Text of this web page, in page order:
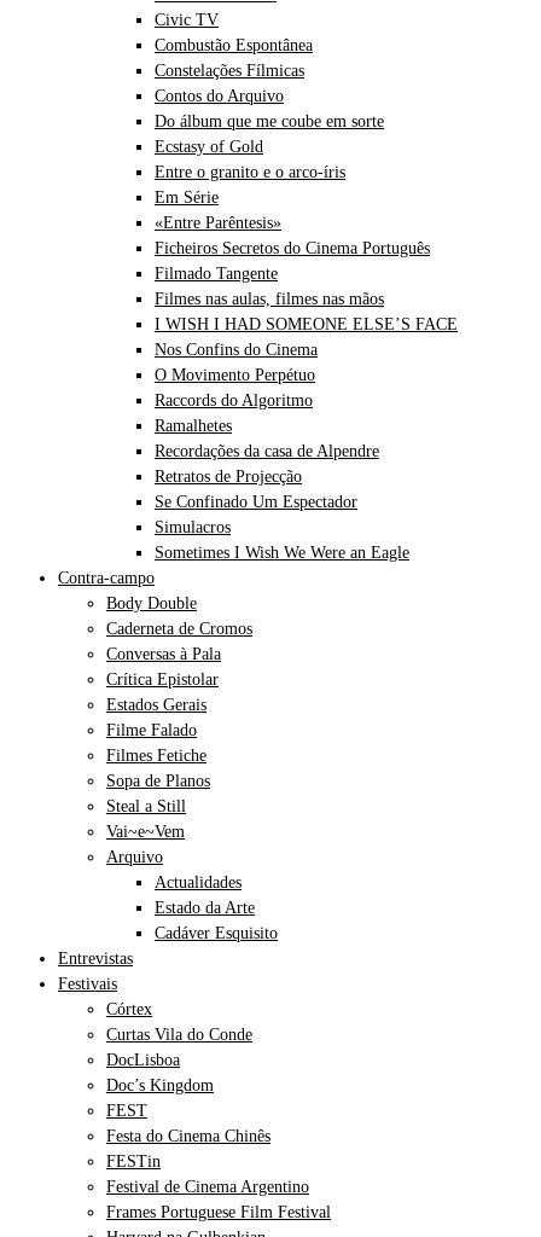
Civic TV
Combustão Espontânea
Constelações Fílmicas
Contos do Arquivo
Do álbum que me coube em sorte
Ecstasy of Gold
Entre o granito e o arco-íris
Em Série
«Entre Parêntesis»
Ficheiros Secretos do Cinema Português
Filmado Tangente
Filmes nas aulas, filmes nas mãos
I WISH I HAD SOMEONE ELSE’S FACE
Nos Confins do Cinema
O Movimento Perpétuo
Raccords do Algoritmo
Ramalhetes
Recordações da casa de Alpendre
Retratos de Projecção
Se Confinado Um Espectador
Simulacros
Sometimes I Wish We Were an Eagle
Contra-campo
Body Double
Caderneta de Cromos
Conversas à Pala
Crítica Epistolar
Estados Gerais
Filme Falado
Filmes Fetiche
Sopa de Planos
Steal a Still
Vai~e~Vem
Arquivo
Actualidades
Estado da Arte
Cadáver Esquisito
Entrevistas
Festivais
Córtex
Curtas Vila do Conde
DocLisboa
Doc’s Kingdom
FEST
Festa do Cinema Chinês
FESTin
Festival de Cinema Argentino
Frames Portuguese Film Festival